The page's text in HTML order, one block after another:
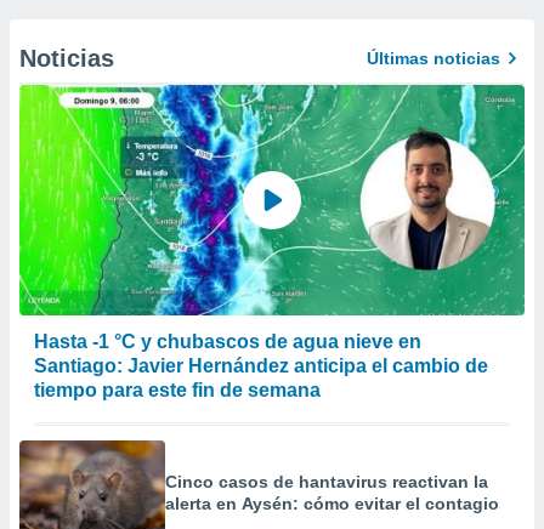
Noticias Últimas noticias
Hasta -1 °C y chubascos de agua nieve en
Santiago: Javier Hernández anticipa el cambio de
tiempo para este fin de semana
Cinco casos de hantavirus reactivan la
alerta en Aysén: cómo evitar el contagio